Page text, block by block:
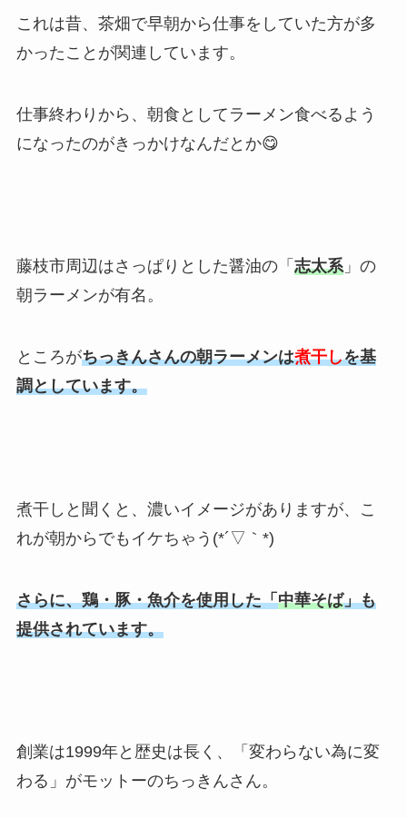
これは昔、茶畑で早朝から仕事をしていた方が多
かったことが関連しています。
仕事終わりから、朝食としてラーメン食べるよう
になったのがきっかけなんだとか😋
藤枝市周辺はさっぱりとした醤油の「 志太系」の
朝ラーメンが有名。
ところがちっきんさんの朝ラーメンは煮干しを基
調としています。
煮干しと聞くと、濃いイメージがありますが、こ
れが朝からでもイケちゃう(*´▽｀*)
さらに、鶏・豚・魚介を使用した「中華そば」も
提供されています。
創業は1999年と歴史は長く、「変わらない為に変
わる」がモットーのちっきんさん。